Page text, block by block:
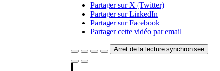
Partager sur X (Twitter)
Partager sur LinkedIn
Partager sur Facebook
Partager cette vidéo par email
Arrêt de la lecture synchronisée